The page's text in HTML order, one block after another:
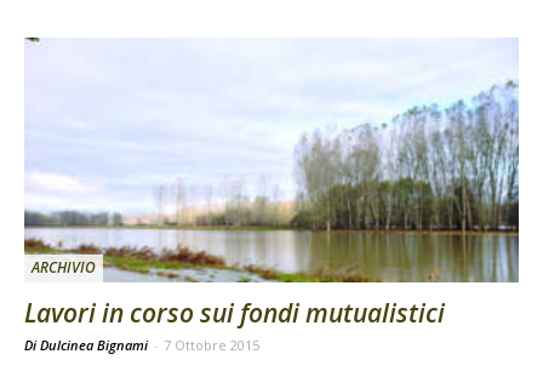
ARCHIVIO
Lavori in corso sui fondi mutualistici
Di Dulcinea Bignami - 7 Ottobre 2015